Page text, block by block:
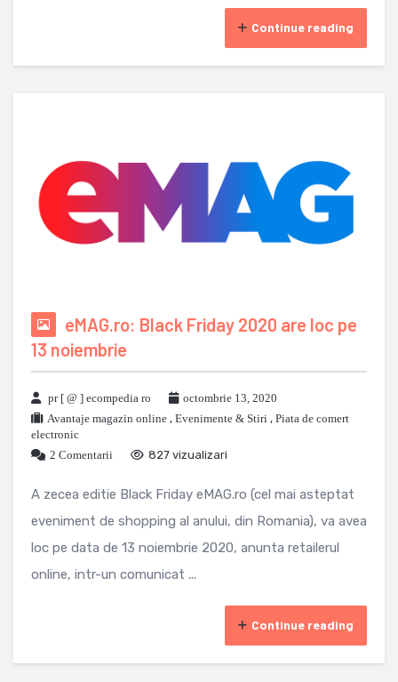
Continue reading
eMAG.ro: Black Friday 2020 are loc pe
13 noiembrie
pr [ @ ] ecompedia ro
octombrie 13, 2020
Avantaje magazin online , Evenimente & Stiri , Piata de comert
electronic
2 Comentarii
827 vizualizari
A zecea editie Black Friday eMAG.ro (cel mai asteptat
eveniment de shopping al anului, din Romania), va avea
loc pe data de 13 noiembrie 2020, anunta retailerul
online, intr-un comunicat ...
Continue reading